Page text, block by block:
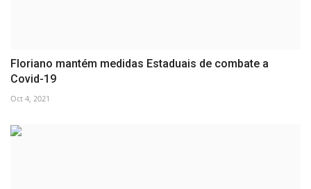
Floriano mantém medidas Estaduais de combate a
Covid-19
Oct 4, 2021